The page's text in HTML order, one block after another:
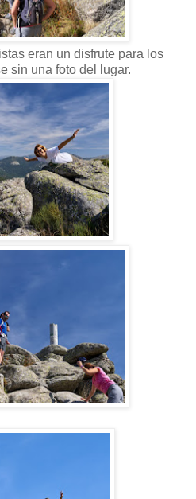
eran un disfrute para los
sin una foto del lugar.